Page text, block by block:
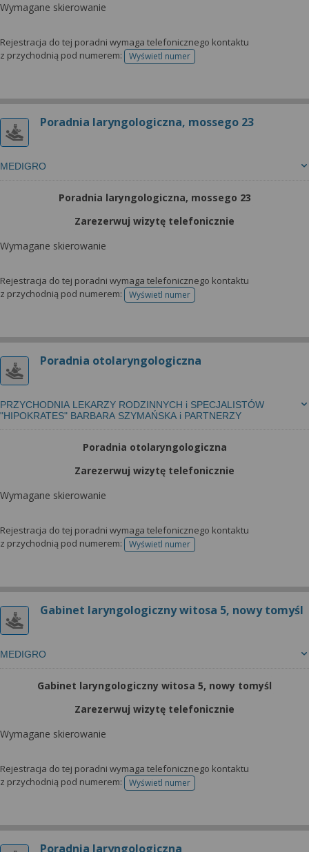
Wymagane skierowanie
Rejestracja do tej poradni wymaga telefonicznego kontaktu
z przychodnią pod numerem:
Wyświetl numertelefonu do rejestracji
Poradnia laryngologiczna, mossego 23
MEDIGRO
Poradnia laryngologiczna, mossego 23
Zarezerwuj wizytę telefonicznie
Wymagane skierowanie
Rejestracja do tej poradni wymaga telefonicznego kontaktu
z przychodnią pod numerem:
Wyświetl numertelefonu do rejestracji
Poradnia otolaryngologiczna
PRZYCHODNIA LEKARZY RODZINNYCH i SPECJALISTÓW
"HIPOKRATES" BARBARA SZYMAŃSKA i PARTNERZY
Poradnia otolaryngologiczna
Zarezerwuj wizytę telefonicznie
Wymagane skierowanie
Rejestracja do tej poradni wymaga telefonicznego kontaktu
z przychodnią pod numerem:
Wyświetl numertelefonu do rejestracji
Gabinet laryngologiczny witosa 5, nowy tomyśl
MEDIGRO
Gabinet laryngologiczny witosa 5, nowy tomyśl
Zarezerwuj wizytę telefonicznie
Wymagane skierowanie
Rejestracja do tej poradni wymaga telefonicznego kontaktu
z przychodnią pod numerem:
Wyświetl numertelefonu do rejestracji
Poradnia laryngologiczna